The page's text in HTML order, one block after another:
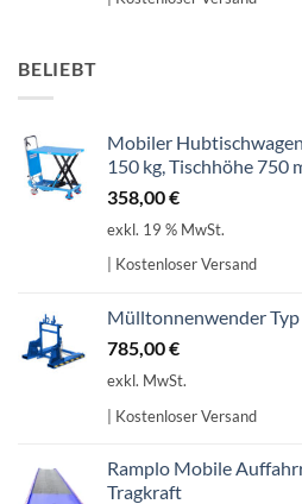
BELIEBT
Mobiler
150 kg, Tischhöhe 750
358,00€
exkl. 19 % MwSt.
| Kostenloser Versand
Mülltonnenwender
785,00€
exkl. MwSt.
| Kostenloser Versand
Ramplo Mobile
Tragkraft